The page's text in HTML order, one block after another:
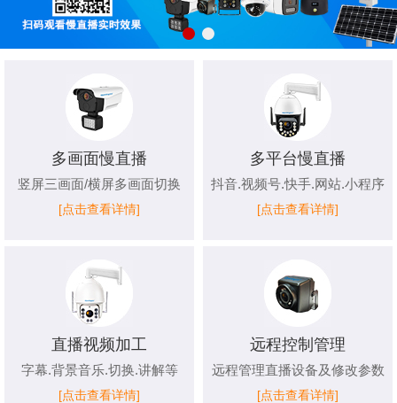
多画面慢直播
竖屏三画面/横屏多画面切换
[点击查看详情]
多平台慢直播
抖音.视频号.快手.网站.小程序
[点击查看详情]
直播视频加工
字幕.背景音乐.切换.讲解等
[点击查看详情]
远程控制管理
远程管理直播设备及修改参数
[点击查看详情]